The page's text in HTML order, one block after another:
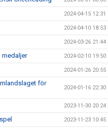
2024-04-15 12:31
2024-04-10 18:53
2024-03-26 21:44
medaljer 2024-02-10 19:50
2024-01-26 20:55
för
2024-01-16 22:30
2023-11-30 20:24
2023-11-23 10:45